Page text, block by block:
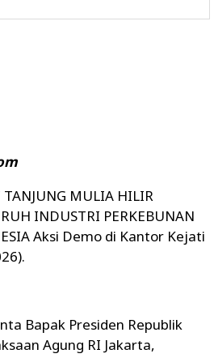
TANJUNG MULIA HILIR
INDUSTRI PERKEBUNAN
Aksi Demo di Kantor Kejati
Bapak Presiden Republik
Agung RI Jakarta,